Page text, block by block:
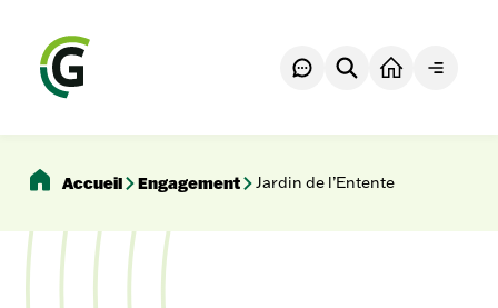
contenuRechercher
Ouvrir
Accueil Engagement Jardin de l’Entente